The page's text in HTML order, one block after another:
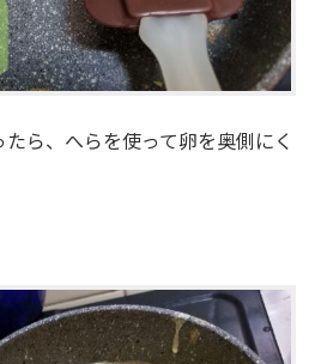
ら、へらを使って卵を奥側にく